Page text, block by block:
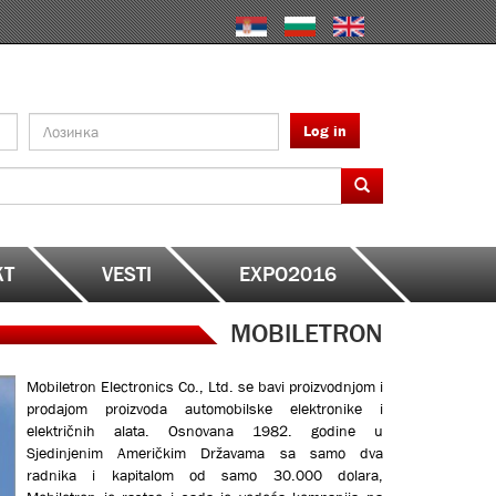
Log in
VESTI EXPO2016
MOBILETRON
Mobiletron Electronics Co., Ltd. se bavi proizvodnjom i
prodajom proizvoda automobilske elektronike i
električnih alata. Osnovana 1982. godine u
Sjedinjenim Američkim Državama sa samo dva
radnika i kapitalom od samo 30.000 dolara,